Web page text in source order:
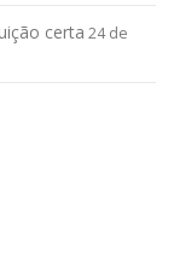
certa 24 de